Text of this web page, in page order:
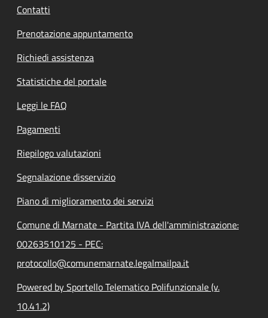
Contatti
Prenotazione appuntamento
Richiedi assistenza
Statistiche del portale
Leggi le FAQ
Pagamenti
Riepilogo valutazioni
Segnalazione disservizio
Piano di miglioramento dei servizi
Comune di Marnate - Partita IVA dell'amministrazione:
00263510125 - PEC:
protocollo@comunemarnate.legalmailpa.it
Powered by Sportello Telematico Polifunzionale (v.
10.41.2)